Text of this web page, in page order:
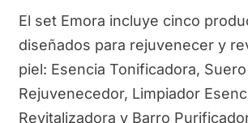
El set Emora incluye cinco
diseñados para rejuvenecer y
piel: Esencia Tonificadora, Suero
Rejuvenecedor, Limpiador
Revitalizadora y Barro